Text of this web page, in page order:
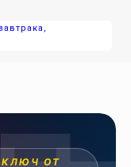
КЛЮЧ ОТ